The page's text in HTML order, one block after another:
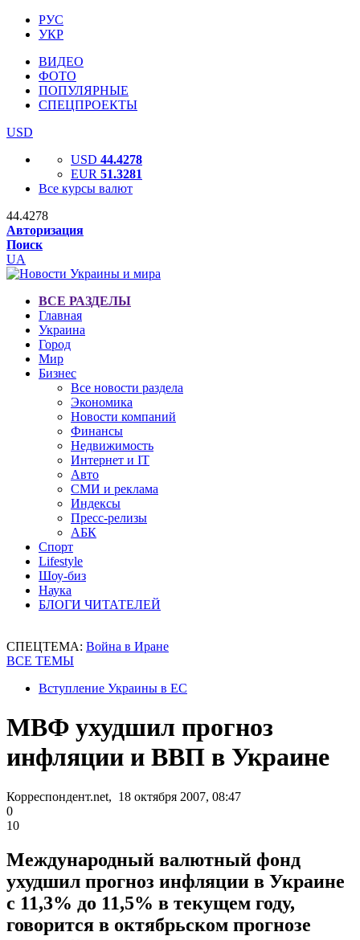
РУС
УКР
ВИДЕО
ФОТО
ПОПУЛЯРНЫЕ
СПЕЦПРОЕКТЫ
USD
USD 44.4278
EUR 51.3281
Все курсы валют
44.4278
Авторизация
Поиск
UA
ВСЕ РАЗДЕЛЫ
Главная
Украина
Город
Мир
Бизнес
Все новости раздела
Экономика
Новости компаний
Финансы
Недвижимость
Интернет и IT
Авто
СМИ и реклама
Индексы
Пресс-релизы
АБК
Спорт
Lifestyle
Шоу-биз
Наука
БЛОГИ ЧИТАТЕЛЕЙ
СПЕЦТЕМА: Война в Иране
ВСЕ ТЕМЫ
Вступление Украины в ЕС
МВФ ухудшил прогноз
инфляции и ВВП в Украине
Корреспондент.net, 18 октября 2007, 08:47
0
10
Международный валютный фонд
ухудшил прогноз инфляции в Украине
с 11,3% до 11,5% в текущем году,
говорится в октябрьском прогнозе